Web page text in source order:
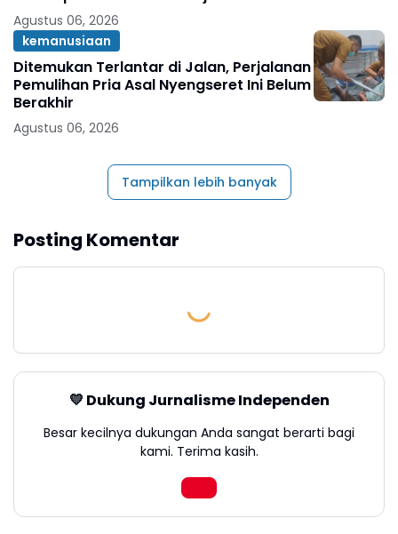
Agustus 06, 2026
kemanusiaan
Ditemukan Terlantar di Jalan, Perjalanan
Pemulihan Pria Asal Nyengseret Ini Belum
Berakhir
Agustus 06, 2026
Tampilkan lebih banyak
Posting Komentar
💛 Dukung Jurnalisme Independen
Besar kecilnya dukungan Anda sangat berarti bagi
kami. Terima kasih.